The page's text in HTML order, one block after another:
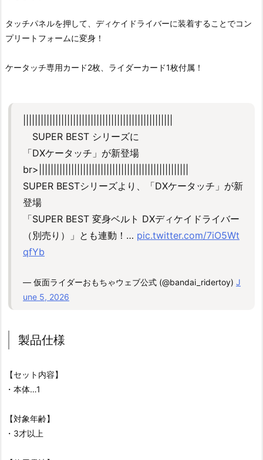
タッチパネルを押して、ディケイドライバーに装着することでコン
プリートフォームに変身！
ケータッチ専用カード2枚、ライダーカード1枚付属！
SUPER BEST シリーズに
「DXケータッチ」が新登場
br>|||||||||||||||||||||||||||||||||||||||||||||||||||
SUPER BESTシリーズより、「DXケータッチ」が新
登場
「SUPER BEST 変身ベルト DXディケイドライバー
（別売り）」とも連動！… pic.twitter.com/7iO5Wt
qfYb
— 仮面ライダーおもちゃウェブ公式 (@bandai_ridertoy) J
une 5, 2026
製品仕様
【セット内容】
・本体…1
【対象年齢】
・3才以上